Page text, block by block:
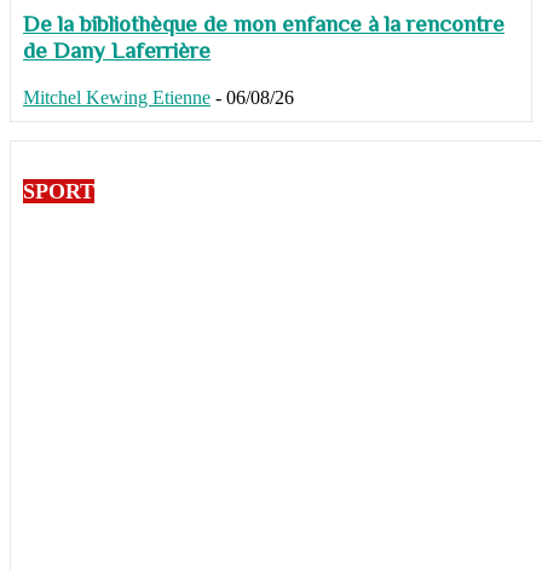
De la bibliothèque de mon enfance à la rencontre
de Dany Laferrière
Mitchel Kewing Etienne - 06/08/26
SPORT